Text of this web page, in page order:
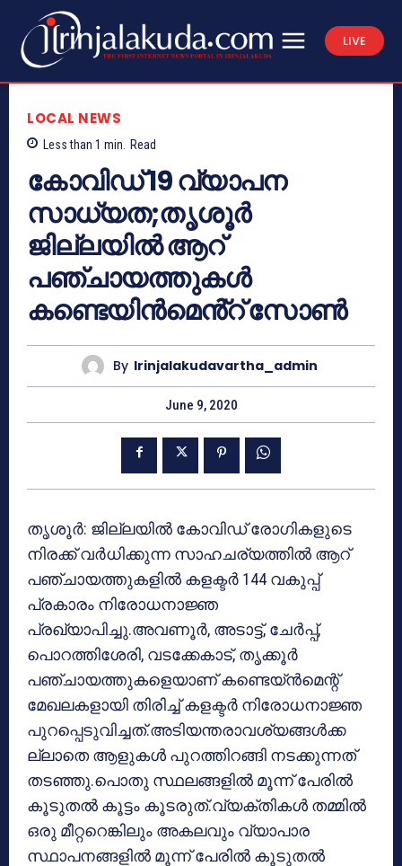
LIVE
LOCAL NEWS
Less than 1 min. Read
കോവിഡ് 19 വ്യാപന
സാധ്യത;തൃശൂർ
ജില്ലയിൽ ആറ്
പഞ്ചായത്തുകൾ
കണ്ടെയിൻമെൻ്റ് സോൺ
By Irinjalakudavartha_admin
June 9, 2020
തൃശൂർ: ജില്ലയിൽ കോവിഡ് രോഗികളുടെ
നിരക്ക് വർധിക്കുന്ന സാഹചര്യത്തിൽ ആറ്
പഞ്ചായത്തുകളിൽ കളക്ടർ 144 വകുപ്പ്
പ്രകാരം നിരോധനാജ്ഞ
പ്രഖ്യാപിച്ചു.അവണൂർ, അടാട്ട്, ചേർപ്പ്,
പൊറത്തിശേരി, വടക്കേകാട്, തൃക്കൂർ
പഞ്ചായത്തുകളെയാണ് കണ്ടെയ്‌ൻമെന്റ്
മേഖലകളായി തിരിച്ച് കളക്ടർ നിരോധനാജ്ഞ
പുറപ്പെടുവിച്ചത്.അടിയന്തരാവശ്യങ്ങൾക്ക
ല്ലാതെ ആളുകൾ പുറത്തിറങ്ങി നടക്കുന്നത്
തടഞ്ഞു.പൊതു സ്ഥലങ്ങളിൽ മൂന്ന് പേരിൽ
കൂടുതൽ കൂട്ടം കൂടരുത്.വ്യക്തികൾ തമ്മിൽ
ഒരു മീറ്ററെങ്കിലും അകലവും വ്യാപാര
സ്ഥാപനങ്ങളിൽ മൂന്ന് പേരിൽ കൂടുതൽ